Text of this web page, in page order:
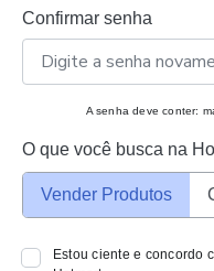
Confirmar senha
A senha deve conter:
O que você busca na
Vender Produtos
Estou ciente e concordo